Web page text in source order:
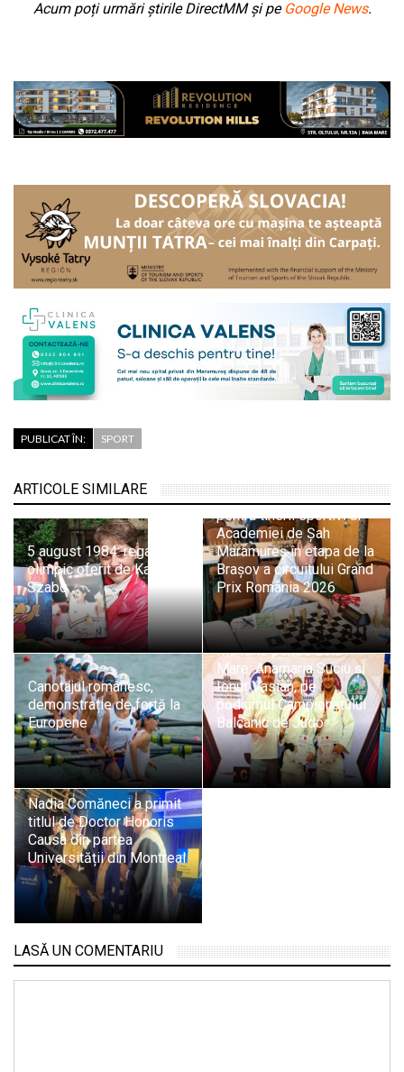
Acum poți urmări știrile DirectMM și pe Google News.
PUBLICAT ÎN: SPORT
ARTICOLE SIMILARE
5 august 1984: regalul
olimpic oferit de Kati
Szabo
Evoluții promițătoare
pentru tinerii sportivi ai
Academiei de Șah
Maramureș în etapa de la
Brașov a circuitului Grand
Prix România 2026
Canotajul românesc,
demonstrație de forță la
Europene
Mândrie pentru Baia
Mare: Anamaria Suciu și
Ionuț Vasian, pe
podiumul Campionatului
Balcanic de Judo
Nadia Comăneci a primit
titlul de Doctor Honoris
Causa din partea
Universității din Montreal
LASĂ UN COMENTARIU